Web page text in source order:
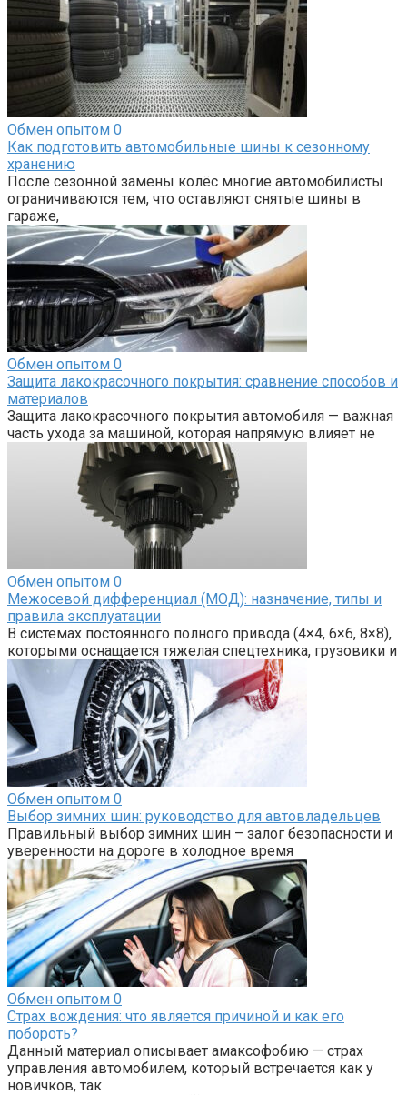
Обмен опытом 0
Как подготовить автомобильные шины к сезонному
хранению
После сезонной замены колёс многие автомобилисты
ограничиваются тем, что оставляют снятые шины в
гараже,
Обмен опытом 0
Защита лакокрасочного покрытия: сравнение способов и
материалов
Защита лакокрасочного покрытия автомобиля — важная
часть ухода за машиной, которая напрямую влияет не
Обмен опытом 0
Межосевой дифференциал (МОД): назначение, типы и
правила эксплуатации
В системах постоянного полного привода (4×4, 6×6, 8×8),
которыми оснащается тяжелая спецтехника, грузовики и
Обмен опытом 0
Выбор зимних шин: руководство для автовладельцев
Правильный выбор зимних шин – залог безопасности и
уверенности на дороге в холодное время
Обмен опытом 0
Страх вождения: что является причиной и как его
побороть?
Данный материал описывает амаксофобию — страх
управления автомобилем, который встречается как у
новичков, так